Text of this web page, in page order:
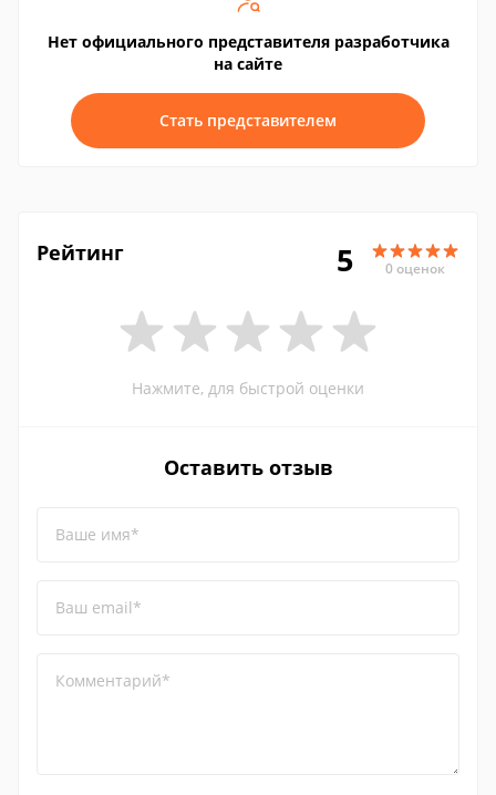
Нет официального представителя разработчика
на сайте
Стать представителем
Рейтинг 5 0 оценок
Нажмите, для быстрой оценки
Оставить отзыв
Ваше имя*
Ваш email*
Комментарий*